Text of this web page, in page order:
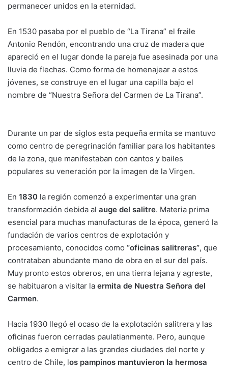
permanecer unidos en la eternidad.
En 1530 pasaba por el pueblo de “La Tirana” el fraile
Antonio Rendón, encontrando una cruz de madera que
apareció en el lugar donde la pareja fue asesinada por una
lluvia de flechas. Como forma de homenajear a estos
jóvenes, se construye en el lugar una capilla bajo el
nombre de “Nuestra Señora del Carmen de La Tirana”.
Durante un par de siglos esta pequeña ermita se mantuvo
como centro de peregrinación familiar para los habitantes
de la zona, que manifestaban con cantos y bailes
populares su veneración por la imagen de la Virgen.
En 1830 la región comenzó a experimentar una gran
transformación debida al auge del salitre. Materia prima
esencial para muchas manufacturas de la época, generó la
fundación de varios centros de explotación y
procesamiento, conocidos como “oficinas salitreras”, que
contrataban abundante mano de obra en el sur del país.
Muy pronto estos obreros, en una tierra lejana y agreste,
se habituaron a visitar la ermita de Nuestra Señora del
Carmen.
Hacia 1930 llegó el ocaso de la explotación salitrera y las
oficinas fueron cerradas paulatianmente. Pero, aunque
obligados a emigrar a las grandes ciudades del norte y
centro de Chile, los pampinos mantuvieron la hermosa